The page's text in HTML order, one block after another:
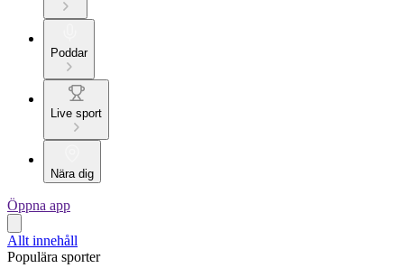
Poddar
Live sport
Nära dig
Öppna app
Allt innehåll
Populära sporter